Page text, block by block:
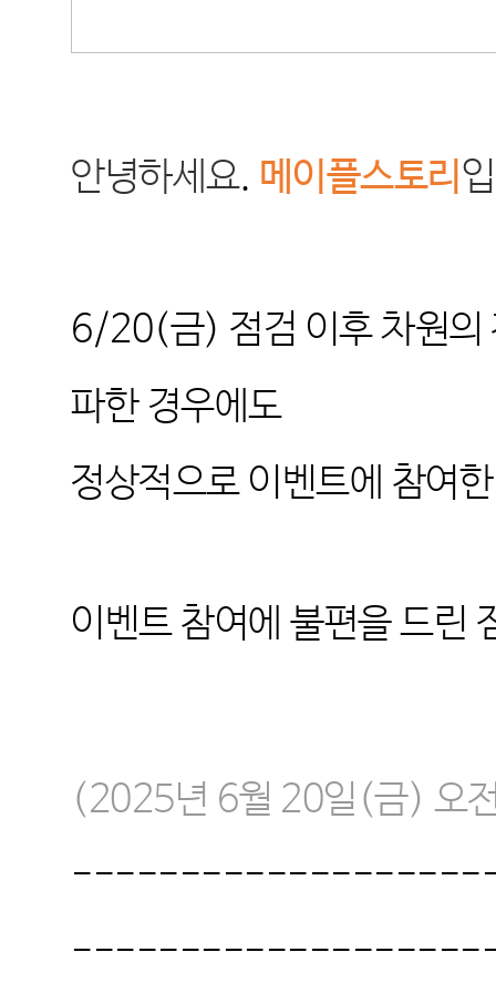
안녕하세요. 메이플스토리
6/20(금) 점검 이후 차원
파한 경우에도
정상적으로 이벤트에 참여
이벤트 참여에 불편을 드린
(2025년 6월 20일 (금) 오